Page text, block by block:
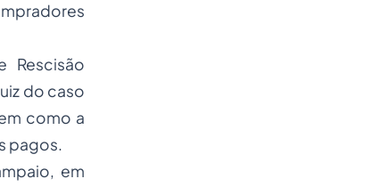
Rescisão
do caso
como a
pagos.
em